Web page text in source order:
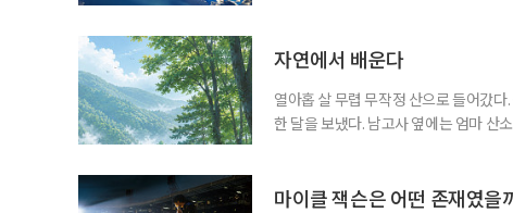
자연에서 배운다
열아홉 살 무렵 무작정 산으로 들어갔
한 달을 보냈다. 남고사 옆에는 엄마 산
람의 눈길이 없는 곳에서 비로소 나는
마이클 잭슨은 어떤 존재였을